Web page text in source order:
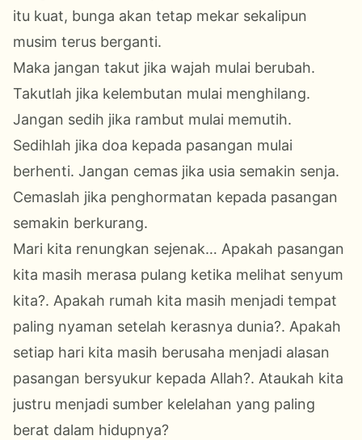
itu kuat, bunga akan tetap mekar sekalipun
musim terus berganti.
Maka jangan takut jika wajah mulai berubah.
Takutlah jika kelembutan mulai menghilang.
Jangan sedih jika rambut mulai memutih.
Sedihlah jika doa kepada pasangan mulai
berhenti. Jangan cemas jika usia semakin senja.
Cemaslah jika penghormatan kepada pasangan
semakin berkurang.
Mari kita renungkan sejenak… Apakah pasangan
kita masih merasa pulang ketika melihat senyum
kita?. Apakah rumah kita masih menjadi tempat
paling nyaman setelah kerasnya dunia?. Apakah
setiap hari kita masih berusaha menjadi alasan
pasangan bersyukur kepada Allah?. Ataukah kita
justru menjadi sumber kelelahan yang paling
berat dalam hidupnya?